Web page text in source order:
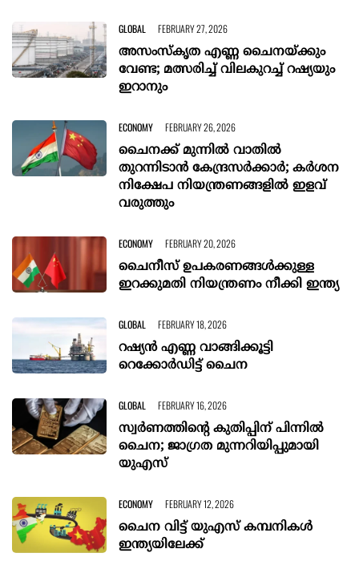
GLOBAL FEBRUARY 27, 2026
അസംസ്‌കൃത എണ്ണ ചൈനയ്ക്കും
വേണ്ട; മത്സരിച്ച് വിലകുറച്ച് റഷ്യയും
ഇറാനും
ECONOMY FEBRUARY 26, 2026
ചൈനക്ക് മുന്നിൽ വാതിൽ
തുറന്നിടാൻ കേന്ദ്രസർക്കാർ; കർശന
നിക്ഷേപ നിയന്ത്രണങ്ങളിൽ ഇളവ്
വരുത്തും
ECONOMY FEBRUARY 20, 2026
ചൈനീസ് ഉപകരണങ്ങൾക്കുള്ള
ഇറക്കുമതി നിയന്ത്രണം നീക്കി ഇന്ത്യ
GLOBAL FEBRUARY 18, 2026
റഷ്യൻ എണ്ണ വാങ്ങിക്കൂട്ടി
റെക്കോർഡിട്ട് ചൈന
GLOBAL FEBRUARY 16, 2026
സ്വർണത്തിന്റെ കുതിപ്പിന് പിന്നിൽ
ചൈന; ജാഗ്രത മുന്നറിയിപ്പുമായി
യുഎസ്
ECONOMY FEBRUARY 12, 2026
ചൈന വിട്ട് യുഎസ് കമ്പനികൾ
ഇന്ത്യയിലേക്ക്